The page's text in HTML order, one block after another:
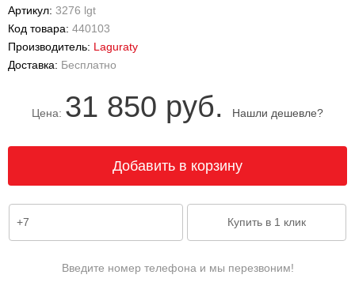
Артикул: 3276 lgt
Код товара: 440103
Производитель: Laguraty
Доставка: Бесплатно
Цена: 31 850 руб. Нашли дешевле?
Введите номер телефона и мы перезвоним!